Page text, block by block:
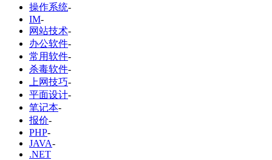
操作系统-
IM-
网站技术-
办公软件-
常用软件-
杀毒软件-
上网技巧-
平面设计-
笔记本-
报价-
PHP-
JAVA-
.NET